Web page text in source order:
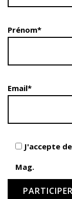
Prénom*
Email*
J'accepte
Mag.